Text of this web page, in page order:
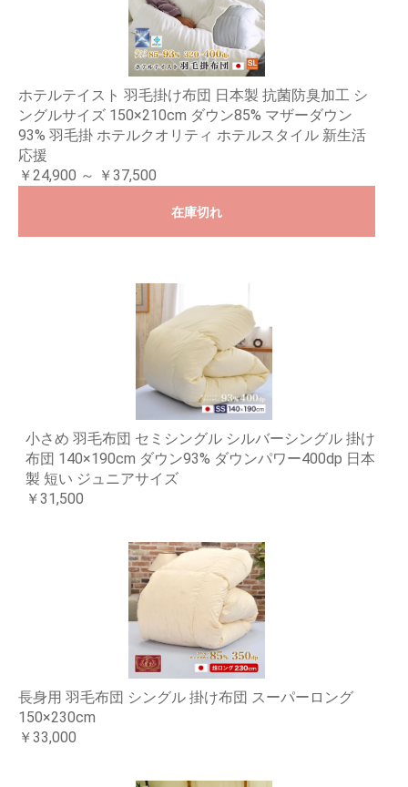
ホテルテイスト 羽毛掛け布団 日本製 抗菌防臭加工 シ
ングルサイズ 150×210cm ダウン85% マザーダウン
93% 羽毛掛 ホテルクオリティ ホテルスタイル 新生活
応援
￥24,900 ～ ￥37,500
在庫切れ
小さめ 羽毛布団 セミシングル シルバーシングル 掛け
布団 140×190cm ダウン93% ダウンパワー400dp 日本
製 短い ジュニアサイズ
￥31,500
長身用 羽毛布団 シングル 掛け布団 スーパーロング
150×230cm
￥33,000